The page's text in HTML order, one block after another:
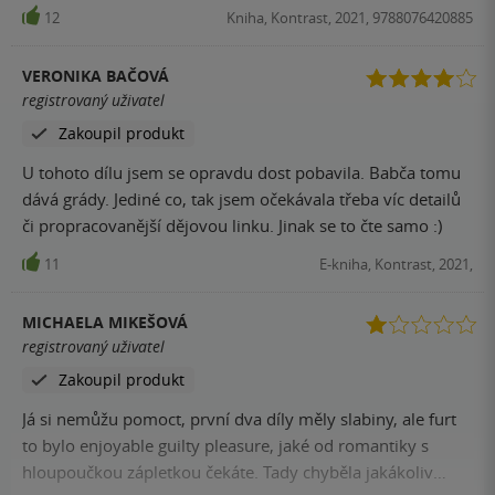
hrůza a konec s krůtou to už byl fakt vrchol trapnosti. Od
12 Kniha, Kontrast, 2021, 9788076420885
VERONIKA BAČOVÁ
registrovaný uživatel
Zakoupil produkt
U tohoto dílu jsem se opravdu dost pobavila. Babča tomu
dává grády. Jediné co, tak jsem očekávala třeba víc detailů
či propracovanější dějovou linku. Jinak se to čte samo :)
11 E-kniha, Kontrast, 2021,
MICHAELA MIKEŠOVÁ
registrovaný uživatel
Zakoupil produkt
Já si nemůžu pomoct, první dva díly měly slabiny, ale furt
to bylo enjoyable guilty pleasure, jaké od romantiky s
hloupoučkou zápletkou čekáte. Tady chyběla jakákoliv